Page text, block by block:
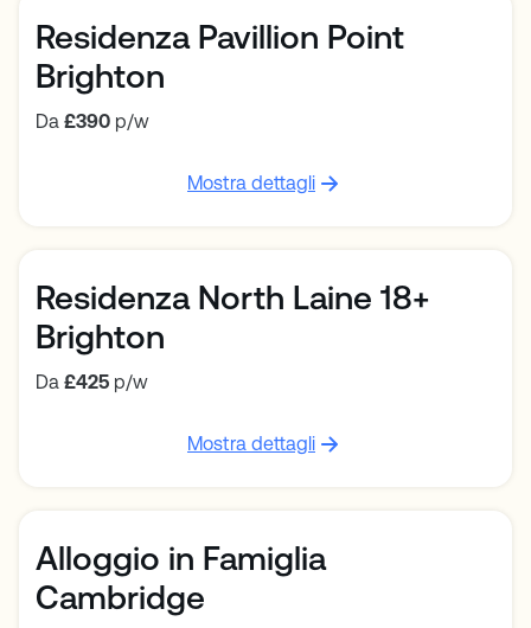
Residenza Pavillion Point
Brighton
Da £390 p/w
Mostra dettagli
Residenza North Laine 18+
Brighton
Da £425 p/w
Mostra dettagli
Alloggio in Famiglia
Cambridge